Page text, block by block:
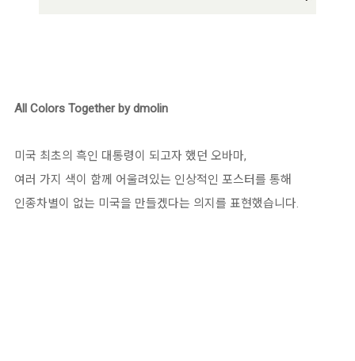
All Colors Together by dmolin
미국 최초의 흑인 대통령이 되고자 했던 오바마,
여러 가지 색이 함께 어울려있는 인상적인 포스터를 통해
인종차별이 없는 미국을 만들겠다는 의지를 표현했습니다.